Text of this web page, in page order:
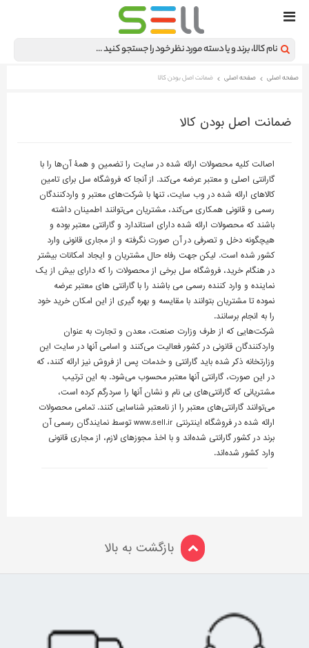
صفحه اصلی صفحه اصلی ضمانت اصل بودن کالا
ضمانت اصل بودن کالا
اصالت کلیه محصولات ارائه شده در سایت را تضمین و همۀ آن‌ها را با
گارانتی اصلی و معتبر عرضه می‌کند. از آنجا که فروشگاه سل برای تامین
کالاهای ارائه شده در وب سایت، تنها با شرکت‌های معتبر و واردکنندگان
رسمی و قانونی همکاری می‌کند، مشتریان می‌توانند اطمینان داشته
باشند که محصولات ارائه شده دارای استاندارد و گارانتی معتبر بوده و
هیچگونه دخل و تصرفی در آن صورت نگرفته و از مجاری قانونی وارد
کشور شده است. لیکن جهت رفاه حال مشتریان و ایجاد امکانات بیشتر
در هنگام خرید، فروشگاه سل برخی از محصولات را که دارای بیش از یک
نماینده و وارد کننده رسمی می باشند را با گارانتی های معتبر عرضه
نموده تا مشتریان بتوانند با مقایسه و بهره گیری از این امکان خرید خود
را به انجام برسانند.
شرکت‌هایی که از طرف وزارت صنعت، معدن و تجارت ﺑﻪ ﻋﻨﻮﺍﻥ
ﻭﺍﺭﺩکنندگان ﻗﺎﻧونی ﺩﺭ کشور ﻓﻌﺎلیت می‌کنند ﻭ ﺍﺳﺎمی ﺁﻧﻬﺎ ﺩﺭ ﺳایت این
ﻭﺯﺍﺭتخانه ﺫکر ﺷﺪﻩ باید ﮔﺎﺭﺍنتی ﻭ ﺧﺪﻣﺎﺕ ﭘﺲ ﺍﺯ ﻓﺮﻭﺵ نیز ارائه ‌کنند، که
در این صورت، گارانتی‌ آنها معتبر محسوب می‌شود. به این ترتیب
مشتریانی که گارانتی‌های بی نام و نشان آنها را سردرگم کرده است،
می‌توانند گارانتی‌های معتبر را از نامعتبر شناسایی کنند. تمامی محصولات
ارائه شده در فروشگاه اینترنتی www.sell.ir توسط نمایندگان رسمی آن
برند در کشور گارانتی شده‌اند و با اخذ مجوزهای لازم، از مجاری قانونی
وارد کشور شده‌اند.
بازگشت به بالا